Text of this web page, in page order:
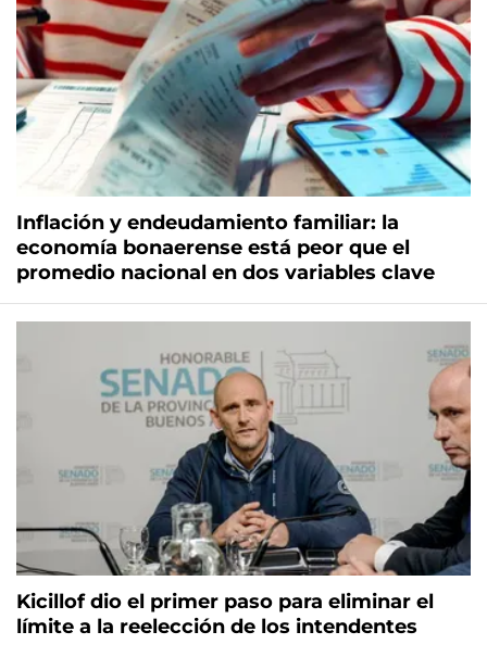
Inflación y endeudamiento familiar: la
economía bonaerense está peor que el
promedio nacional en dos variables clave
Kicillof dio el primer paso para eliminar el
límite a la reelección de los intendentes